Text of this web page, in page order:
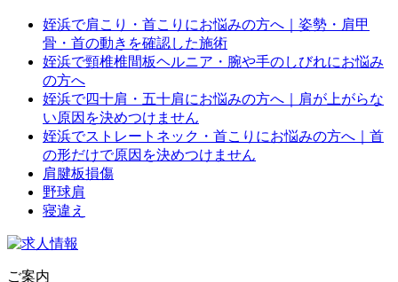
姪浜で肩こり・首こりにお悩みの方へ｜姿勢・肩甲
骨・首の動きを確認した施術
姪浜で頸椎椎間板ヘルニア・腕や手のしびれにお悩み
の方へ
姪浜で四十肩・五十肩にお悩みの方へ｜肩が上がらな
い原因を決めつけません
姪浜でストレートネック・首こりにお悩みの方へ｜首
の形だけで原因を決めつけません
肩腱板損傷
野球肩
寝違え
ご案内